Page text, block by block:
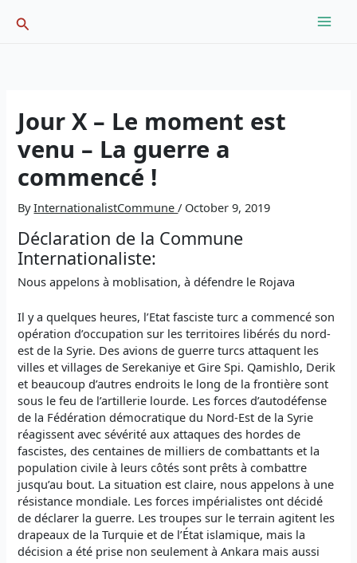
Search
Jour X – Le moment est
venu – La guerre a
commencé !
ByInternationalistCommune/ October 9, 2019
Déclaration de la Commune
Internationaliste:
Nous appelons à moblisation, à défendre le Rojava
Il y a quelques heures, l’Etat fasciste turc a commencé son
opération d’occupation sur les territoires libérés du nord-
est de la Syrie. Des avions de guerre turcs attaquent les
villes et villages de Serekaniye et Gire Spi. Qamishlo, Derik
et beaucoup d’autres endroits le long de la frontière sont
sous le feu de l’artillerie lourde. Les forces d’autodéfense
de la Fédération démocratique du Nord-Est de la Syrie
réagissent avec sévérité aux attaques des hordes de
fascistes, des centaines de milliers de combattants et la
population civile à leurs côtés sont prêts à combattre
jusqu’au bout. La situation est claire, nous appelons à une
résistance mondiale. Les forces impérialistes ont décidé
de déclarer la guerre. Les troupes sur le terrain agitent les
drapeaux de la Turquie et de l’État islamique, mais la
décision a été prise non seulement à Ankara mais aussi